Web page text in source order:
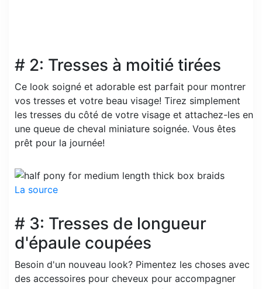
# 2: Tresses à moitié tirées
Ce look soigné et adorable est parfait pour montrer
vos tresses et votre beau visage! Tirez simplement
les tresses du côté de votre visage et attachez-les en
une queue de cheval miniature soignée. Vous êtes
prêt pour la journée!
La source
# 3: Tresses de longueur
d'épaule coupées
Besoin d'un nouveau look? Pimentez les choses avec
des accessoires pour cheveux pour accompagner